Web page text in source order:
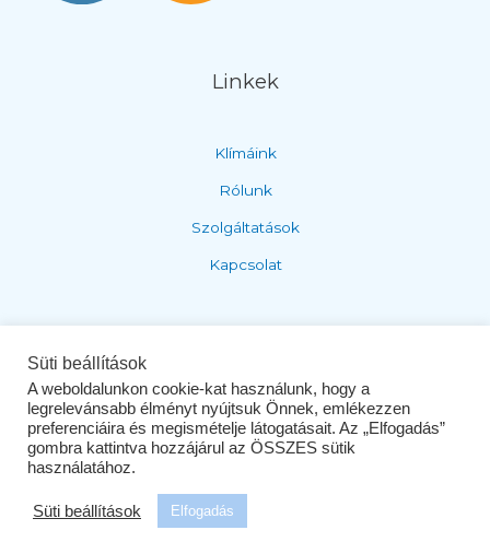
Linkek
Klímáink
Rólunk
Szolgáltatások
Kapcsolat
Adatvédelem és ÁSZF
Adatvédelem
Süti beállítások
A weboldalunkon cookie-kat használunk, hogy a
legrelevánsabb élményt nyújtsuk Önnek, emlékezzen
preferenciáira és megismételje látogatásait. Az „Elfogadás”
gombra kattintva hozzájárul az ÖSSZES sütik
használatához.
Süti beállítások Elfogadás